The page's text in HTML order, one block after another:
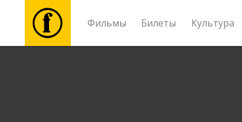
Фильмы Билеты Культура